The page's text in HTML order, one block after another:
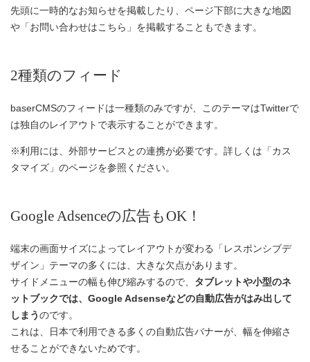
先頭に一時的なお知らせを掲載したり、ページ下部に大きな地図
や「お問い合わせはこちら」を掲載することもできます。
2種類のフィード
baserCMSのフィードは一種類のみですが、このテーマはTwitterで
は独自のレイアウトで表示することができます。
※利用には、外部サービスとの連携が必要です。詳しくは「カス
タマイズ」のページを参照ください。
Google Adsenceの広告もOK！
端末の画面サイズによってレイアウトが変わる「レスポンシブデ
ザイン」テーマの多くには、大きな欠点があります。
サイドメニューの幅も伸び縮みするので、 タブレットや小型のネ
ットブックでは、Google Adsenseなどの自動広告がはみ出して
しまうのです。
これは、日本で利用できる多くの自動広告バナーが、幅を伸縮さ
せることができないためです。